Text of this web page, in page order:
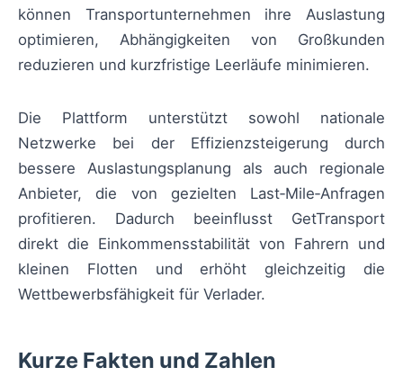
können Transportunternehmen ihre Auslastung
optimieren, Abhängigkeiten von Großkunden
reduzieren und kurzfristige Leerläufe minimieren.
Die Plattform unterstützt sowohl nationale
Netzwerke bei der Effizienzsteigerung durch
bessere Auslastungsplanung als auch regionale
Anbieter, die von gezielten Last‑Mile‑Anfragen
profitieren. Dadurch beeinflusst GetTransport
direkt die Einkommensstabilität von Fahrern und
kleinen Flotten und erhöht gleichzeitig die
Wettbewerbsfähigkeit für Verlader.
Kurze Fakten und Zahlen